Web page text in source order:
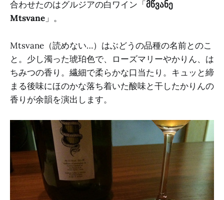
合わせたのはグルジアの白ワイン「მწვანე
Mtsvane 」。
Mtsvane（読めない…）はぶどうの品種の名前とのこ
と。少し濁った琥珀色で、ローズマリーやかりん、は
ちみつの香り。繊細で柔らかな口当たり。キュッと締
まる後味にほのかな落ち着いた酸味と干したかりんの
香りが余韻を演出します。